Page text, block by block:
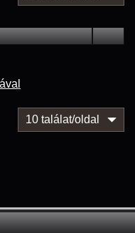
10 találat/oldal